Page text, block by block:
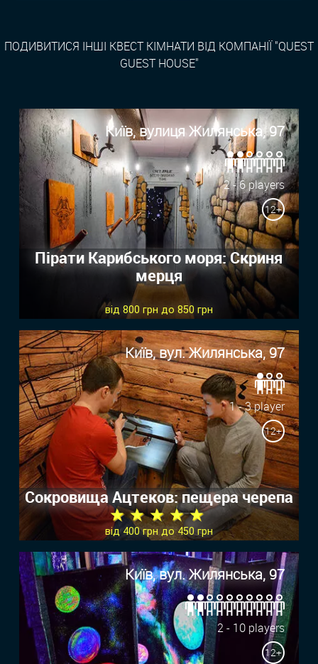
ПОДИВИТИСЯ ІНШІ КВЕСТ КІМНАТИ ВІД КОМПАНІЇ "QUEST
GUEST HOUSE"
Київ, вулиця Жилянська, 97
2 - 6 players
12+
Пірати Карибського моря: Скриня
мерця
від 800 грн до 850 грн
Київ, вул. Жилянська, 97
1 - 3 player
12+
Сокровища Ацтеков: пещера черепа
★ ★ ★ ★ ★
від 400 грн до 450 грн
Київ, вул. Жилянська, 97
2 - 10 players
12+